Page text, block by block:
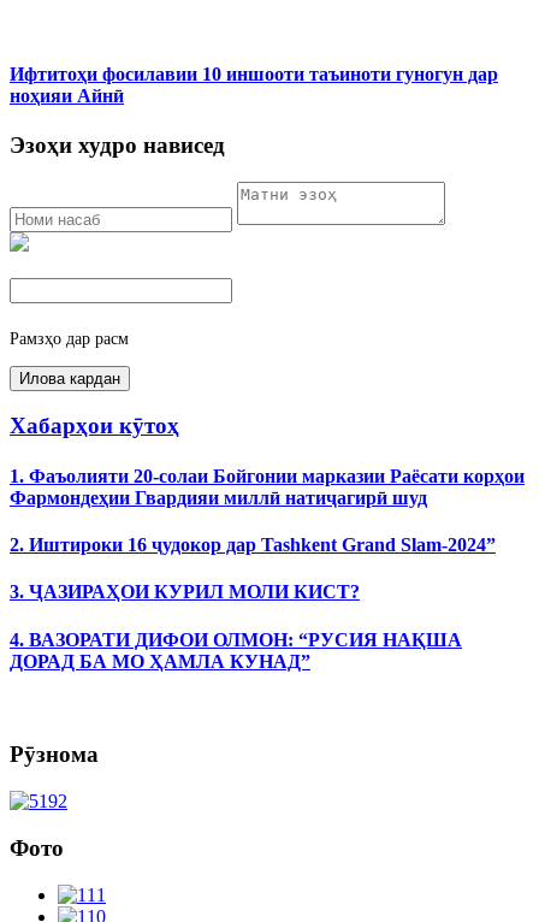
Ифтитоҳи фосилавии 10 иншооти таъиноти гуногун дар
ноҳияи Айнӣ
Эзоҳи худро нависед
Рамзҳо дар расм
Хабарҳои кӯтоҳ
1. Фаъолияти 20-солаи Бойгонии марказии Раёсати корҳои
Фармондеҳии Гвардияи миллӣ натиҷагирӣ шуд
2. Иштироки 16 ҷудокор дар Tashkent Grand Slam-2024”
3. ҶАЗИРАҲОИ КУРИЛ МОЛИ КИСТ?
4. ВАЗОРАТИ ДИФОИ ОЛМОН: “РУСИЯ НАҚША
ДОРАД БА МО ҲАМЛА КУНАД”
Рӯзнома
Фото